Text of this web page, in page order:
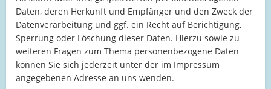
Daten, deren Herkunft und Empfänger und den Zweck der
Datenverarbeitung und ggf. ein Recht auf Berichtigung,
Sperrung oder Löschung dieser Daten. Hierzu sowie zu
weiteren Fragen zum Thema personenbezogene Daten
können Sie sich jederzeit unter der im Impressum
angegebenen Adresse an uns wenden.